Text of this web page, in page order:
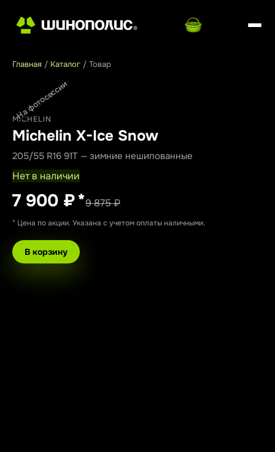
Главная / Каталог / Товар
На фотосессии
MICHELIN
Michelin X-Ice Snow
205/55 R16 91T — зимние нешипованные
Нет в наличии
7 900 ₽*9 875 ₽
* Цена по акции. Указана с учетом оплаты наличными.
В корзину